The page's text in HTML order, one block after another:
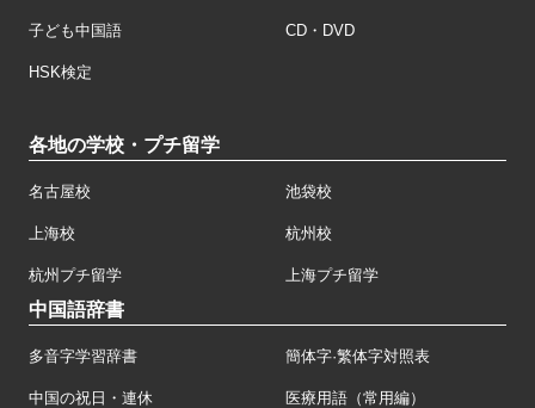
子ども中国語 CD・DVD
HSK検定
各地の学校・プチ留学
名古屋校 池袋校
上海校 杭州校
杭州プチ留学 上海プチ留学
中国語辞書
多音字学習辞書 簡体字·繁体字対照表
中国の祝日・連休 医療用語（常用編）